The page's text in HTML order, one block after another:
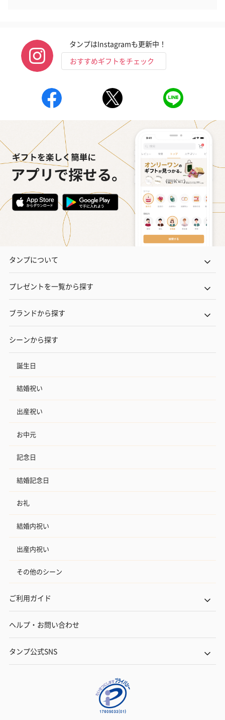
タンプはInstagramも更新中！
おすすめギフトをチェック
タンプについて
プレゼントを一覧から探す
ブランドから探す
シーンから探す
誕生日
結婚祝い
出産祝い
お中元
記念日
結婚記念日
お礼
結婚内祝い
出産内祝い
その他のシーン
ご利用ガイド
ヘルプ・お問い合わせ
タンプ公式SNS